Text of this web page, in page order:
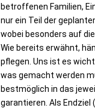
betroffenen Familien,
nur ein Teil der
wobei besonders auf
Wie bereits erwähnt,
pflegen. Uns ist es
was gemacht werden
bestmöglich in das
garantieren. Als